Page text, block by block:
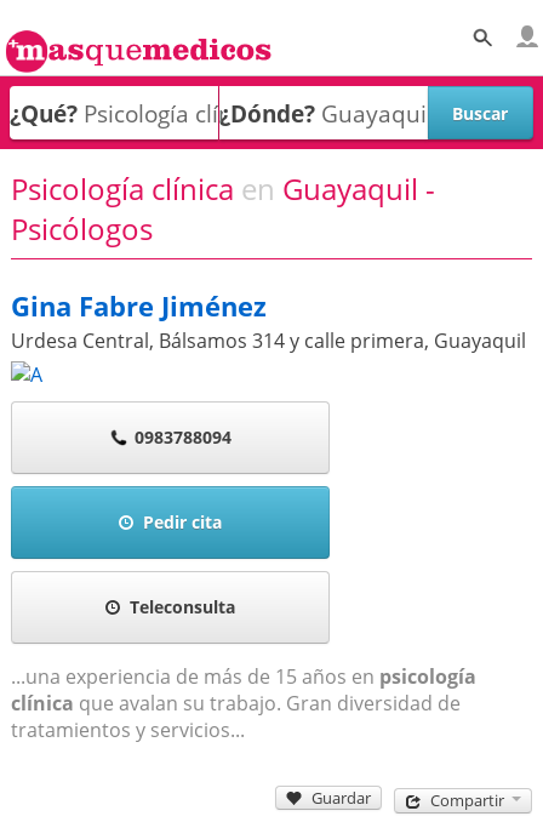
¿Qué? ¿Dónde?
Psicología clínica en Guayaquil -
Psicólogos
Gina Fabre Jiménez
Urdesa Central, Bálsamos 314 y calle primera, Guayaquil
0983788094
Pedir cita
Teleconsulta
...una experiencia de más de 15 años en psicología
clínica que avalan su trabajo. Gran diversidad de
tratamientos y servicios...
Guardar Compartir